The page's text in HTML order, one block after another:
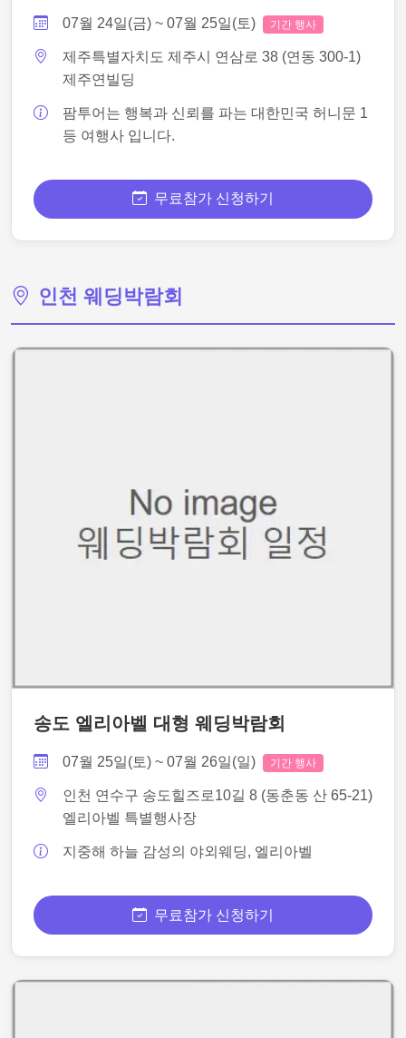
07월 24일(금) ~ 07월 25일(토) 기간 행사
제주특별자치도 제주시 연삼로 38 (연동 300-1)
제주연빌딩
팜투어는 행복과 신뢰를 파는 대한민국 허니문 1
등 여행사 입니다.
무료참가 신청하기
인천 웨딩박람회
송도 엘리아벨 대형 웨딩박람회
07월 25일(토) ~ 07월 26일(일) 기간 행사
인천 연수구 송도힐즈로10길 8 (동춘동 산 65-21)
엘리아벨 특별행사장
지중해 하늘 감성의 야외웨딩, 엘리아벨
무료참가 신청하기